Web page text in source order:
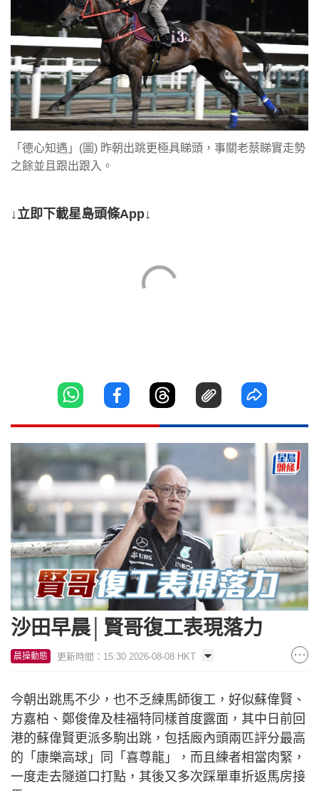
「德心知遇」(圖) 昨朝出跳更極具睇頭，事關老蔡睇實走勢
之餘並且跟出跟入。
↓立即下載星島頭條App↓
沙田早晨│賢哥復工表現落力
晨操動態 更新時間：15:30 2026-08-08 HKT
今朝出跳馬不少，也不乏練馬師復工，好似蘇偉賢、
方嘉柏、鄭俊偉及桂福特同樣首度露面，其中日前回
港的蘇偉賢更派多駒出跳，包括廄內頭兩匹評分最高
的「康樂高球」同「喜尊龍」，而且練者相當肉緊，
一度走去隧道口打點，其後又多次踩單車折返馬房接